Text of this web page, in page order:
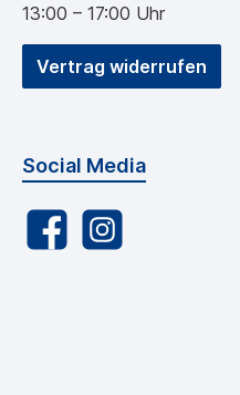
Social Media
13:00 – 17:00 Uhr
Vertrag widerrufen